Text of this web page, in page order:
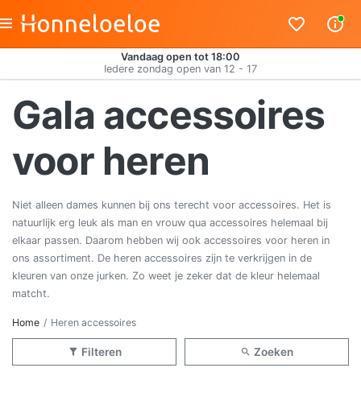
Vandaag open tot 18:00
Iedere zondag open van 12 - 17
Gala accessoires
voor heren
Niet alleen dames kunnen bij ons terecht voor accessoires. Het is
natuurlijk erg leuk als man en vrouw qua accessoires helemaal bij
elkaar passen. Daarom hebben wij ook accessoires voor heren in
ons assortiment. De heren accessoires zijn te verkrijgen in de
kleuren van onze jurken. Zo weet je zeker dat de kleur helemaal
matcht.
Home Heren accessoires
Filteren Zoeken